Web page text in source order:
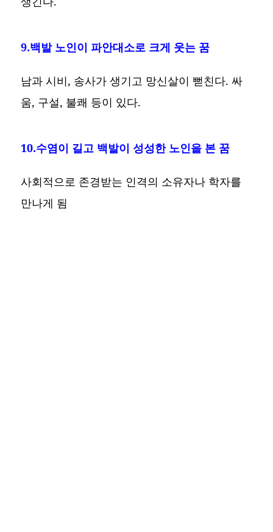
9.백발 노인이 파안대소로 크게 웃는 꿈
남과 시비, 송사가 생기고 망신살이 뻗친다. 싸
움, 구설, 불쾌 등이 있다.
10.수염이 길고 백발이 성성한 노인을 본 꿈
사회적으로 존경받는 인격의 소유자나 학자를
만나게 됨